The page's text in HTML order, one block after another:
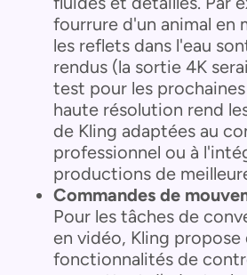
fourrure d'un animal en
les reflets dans l'eau
rendus (la sortie 4K
test pour les
haute résolution rend
de Kling adaptées au
professionnel ou à
productions de
Commandes de
Pour les tâches de
en vidéo, Kling propose
fonctionnalités de